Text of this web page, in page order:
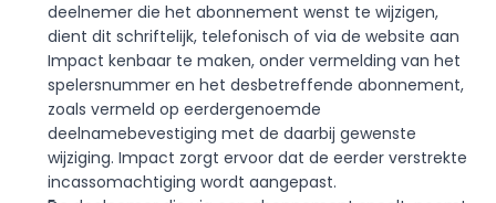
deelnemer die het abonnement wenst te wijzigen,
dient dit schriftelijk, telefonisch of via de website aan
Impact kenbaar te maken, onder vermelding van het
spelersnummer en het desbetreffende abonnement,
zoals vermeld op eerdergenoemde
deelnamebevestiging met de daarbij gewenste
wijziging. Impact zorgt ervoor dat de eerder verstrekte
incassomachtiging wordt aangepast.